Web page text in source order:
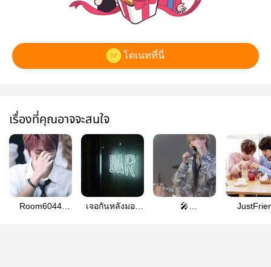
โดเนทที่นี่
เรื่องที่คุณอาจจะสนใจ
Room6044
เจอกันหลังมอ |
🎤